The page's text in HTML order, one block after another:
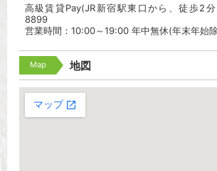
高級賃貸Pay(JR新宿駅東口から、徒歩2
8899
営業時間：10:00～19:00 年中無休(年末年始
Map 地図